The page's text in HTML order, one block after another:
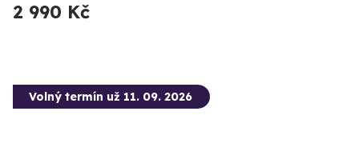
2 990 Kč
Volný termín už 11. 09. 2026